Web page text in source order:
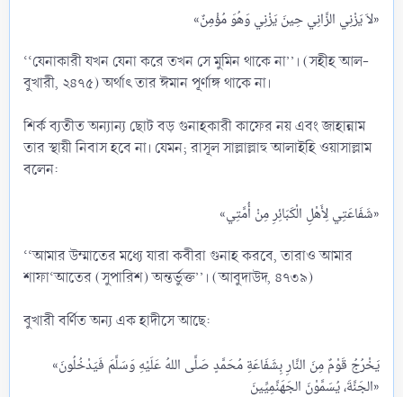
«لاَ يَزْنِي الزَّانِي حِينَ يَزْنِي وَهُوَ مُؤْمِنٌ»​
‘‘যেনাকারী যখন যেনা করে তখন সে মুমিন থাকে না’’। (সহীহ আল-
বুখারী, ২৪৭৫) অর্থাৎ তার ঈমান পূর্ণাঙ্গ থাকে না।
শির্ক ব্যতীত অন্যান্য ছোট বড় গুনাহকারী কাফের নয় এবং জাহান্নাম
তার স্থায়ী নিবাস হবে না। যেমন; রাসূল সাল্লাল্লাহু আলাইহি ওয়াসাল্লাম
বলেন:
«شَفَاعَتِي لِأَهْلِ الْكَبَائِرِ مِنْ أُمَّتِي»​
‘‘আমার উম্মাতের মধ্যে যারা কবীরা গুনাহ করবে, তারাও আমার
শাফা‘আতের (সুপারিশ) অন্তর্ভুক্ত’’। (আবুদাউদ, ৪৭৩৯)
বুখারী বর্ণিত অন্য এক হাদীসে আছে:
«يَخْرُجُ قَوْمٌ مِنَ النَّارِ بِشَفَاعَةِ مُحَمَّدٍ صَلَّى اللهُ عَلَيْهِ وَسَلَّمَ فَيَدْخُلُونَ
الجَنَّةَ، يُسَمَّوْنَ الجَهَنَّمِيِّينَ»​